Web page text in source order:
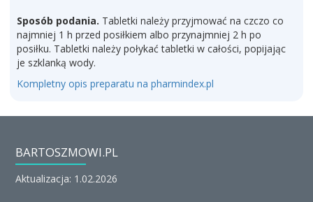
Sposób podania. Tabletki należy przyjmować na czczo co
najmniej 1 h przed posiłkiem albo przynajmniej 2 h po
posiłku. Tabletki należy połykać tabletki w całości, popijając
je szklanką wody.
Kompletny opis preparatu na pharmindex.pl
BARTOSZMOWI.PL
Aktualizacja: 1.02.2026